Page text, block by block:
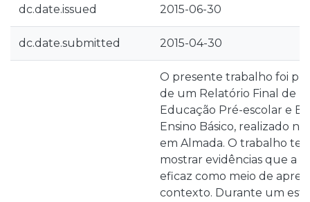
dc.date.issued 2015-06-30
dc.date.submitted 2015-04-30
O presente trabalho foi
de um Relatório Final de
Educação Pré-escolar e
Ensino Básico, realizado
em Almada. O trabalho
mostrar evidências que a
eficaz como meio de
contexto. Durante um